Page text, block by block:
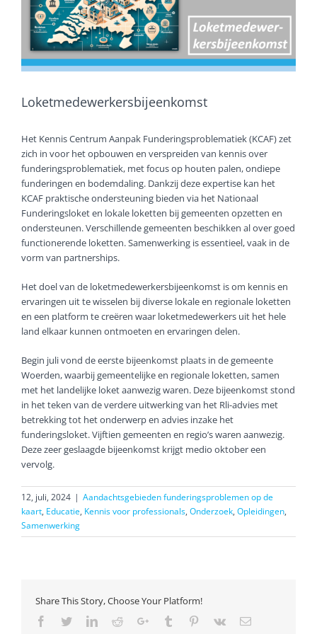
Loketmedewerkersbijeenkomst
Het Kennis Centrum Aanpak Funderingsproblematiek (KCAF) zet
zich in voor het opbouwen en verspreiden van kennis over
funderingsproblematiek, met focus op houten palen, ondiepe
funderingen en bodemdaling. Dankzij deze expertise kan het
KCAF praktische ondersteuning bieden via het Nationaal
Funderingsloket en lokale loketten bij gemeenten opzetten en
ondersteunen. Verschillende gemeenten beschikken al over goed
functionerende loketten. Samenwerking is essentieel, vaak in de
vorm van partnerships.
Het doel van de loketmedewerkersbijeenkomst is om kennis en
ervaringen uit te wisselen bij diverse lokale en regionale loketten
en een platform te creëren waar loketmedewerkers uit het hele
land elkaar kunnen ontmoeten en ervaringen delen.
Begin juli vond de eerste bijeenkomst plaats in de gemeente
Woerden, waarbij gemeentelijke en regionale loketten, samen
met het landelijke loket aanwezig waren. Deze bijeenkomst stond
in het teken van de verdere uitwerking van het Rli-advies met
betrekking tot het onderwerp en advies inzake het
funderingsloket. Vijftien gemeenten en regio’s waren aanwezig.
Deze zeer geslaagde bijeenkomst krijgt medio oktober een
vervolg.
12, juli, 2024 | Aandachtsgebieden funderingsproblemen op de
kaart, Educatie, Kennis voor professionals, Onderzoek, Opleidingen,
Samenwerking
Share This Story, Choose Your Platform!
Facebook
TwitterLinkedIn
RedditGoogle+Tumblr Pinterest
Vk Email